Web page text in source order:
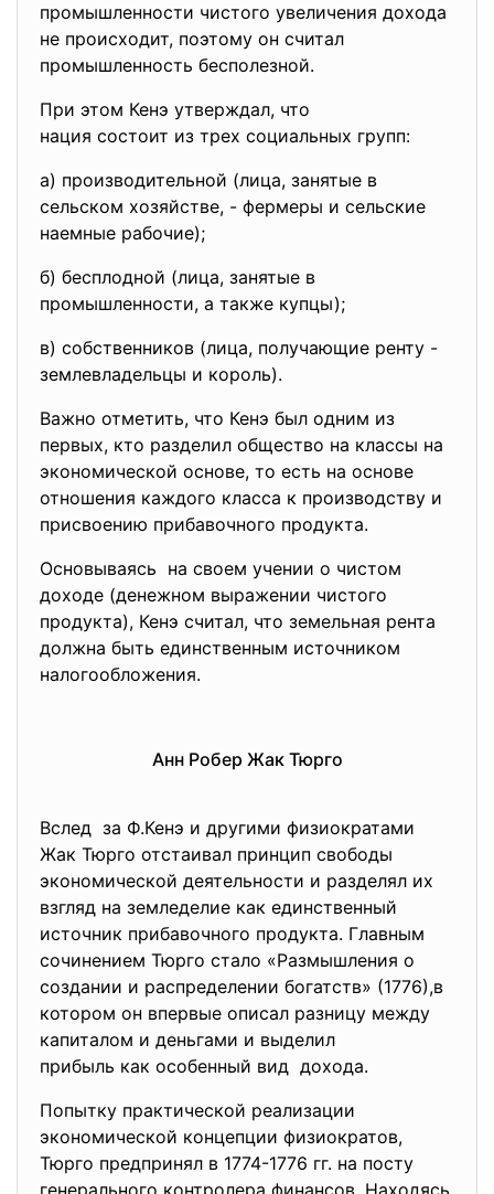
промышленности чистого увеличения дохода
не происходит, поэтому он считал
промышленность бесполезной.
При этом Кенэ утверждал, что
нация состоит из трех социальных групп:
а) производительной (лица, занятые в
сельском хозяйстве, - фермеры и сельские
наемные рабочие);
б) бесплодной (лица, занятые в
промышленности, а также купцы);
в) собственников (лица, получающие ренту -
землевладельцы и король).
Важно отметить, что Кенэ был одним из
первых, кто разделил общество на классы на
экономической основе, то есть на основе
отношения каждого класса к производству и
присвоению прибавочного продукта.
Основываясь на своем учении о чистом
доходе (денежном выражении чистого
продукта), Кенэ считал, что земельная рента
должна быть единственным источником
налогообложения.
Анн Робер Жак Тюрго
Вслед за Ф.Кенэ и другими физиократами
Жак Тюрго отстаивал принцип свободы
экономической деятельности и разделял их
взгляд на земледелие как единственный
источник прибавочного продукта. Главным
сочинением Тюрго стало «Размышления о
создании и распределении богатств» (1776),в
котором он впервые описал разницу между
капиталом и деньгами и выделил
прибыль как особенный вид дохода.
Попытку практической реализации
экономической концепции физиократов,
Тюрго предпринял в 1774-1776 гг. на посту
генерального контролера финансов. Находясь